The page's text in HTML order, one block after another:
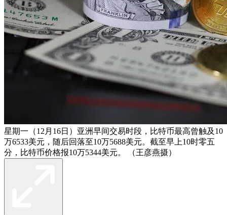
星期一（12月16日）亚洲早间交易时段，比特币最高曾触及10
万6533美元，随后回落至10万5688美元。截至早上10时零五
分，比特币价格报10万5344美元。 （王彦燕摄）